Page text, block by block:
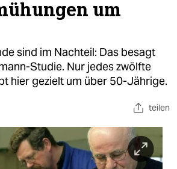
um
sind im Nachteil: Das besagt
Studie. Nur jedes zwölfte
hier gezielt um über 50-Jährige.
teilen